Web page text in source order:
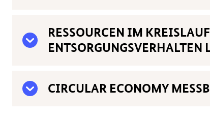
RESSOURCEN IM
CIRCULAR ECONOMY